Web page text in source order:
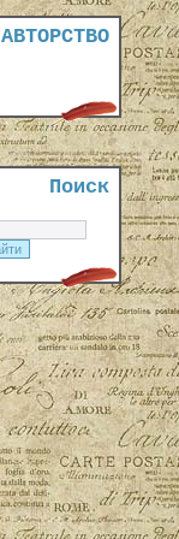
АВТОРСТВО
Поиск